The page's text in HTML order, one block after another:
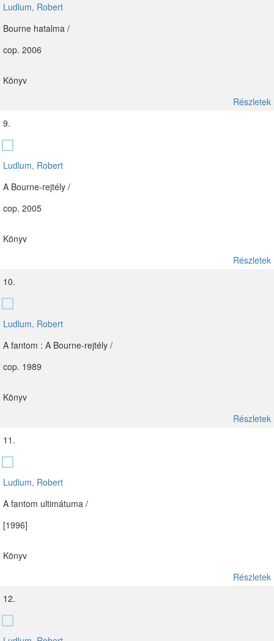
Ludlum, Robert
Bourne hatalma /
cop. 2006
Könyv
Részletek
9.
Ludlum, Robert
A Bourne-rejtély /
cop. 2005
Könyv
Részletek
10.
Ludlum, Robert
A fantom : A Bourne-rejtély /
cop. 1989
Könyv
Részletek
11.
Ludlum, Robert
A fantom ultimátuma /
[1996]
Könyv
Részletek
12.